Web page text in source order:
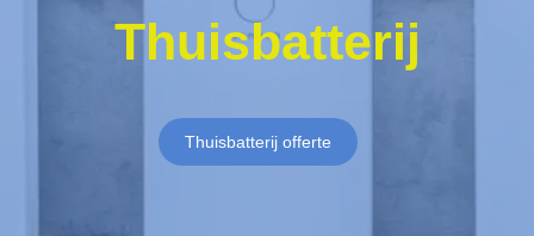
Thuisbatterij
Thuisbatterij offerte